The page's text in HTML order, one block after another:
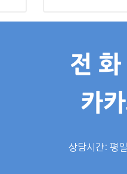
전
카
상담시간: 평